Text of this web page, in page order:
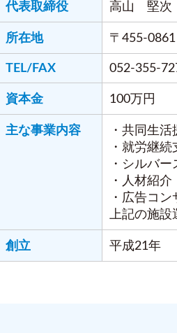
代表取締役 高山 堅次
所在地 〒455-
TEL/FAX 052-355-
資本金 100万円
主な事業内容
・共同生
・就労継
・シルバ
・人材紹介
・広告コ
上記の施
創立 平成21年